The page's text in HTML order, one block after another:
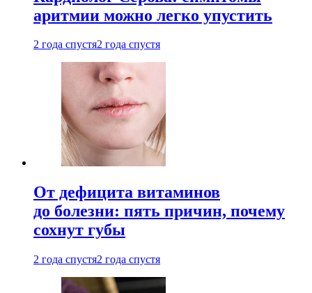
аритмии можно легко упустить
2 года спустя2 года спустя
От дефицита витаминов
до болезни: пять причин, почему
сохнут губы
2 года спустя2 года спустя